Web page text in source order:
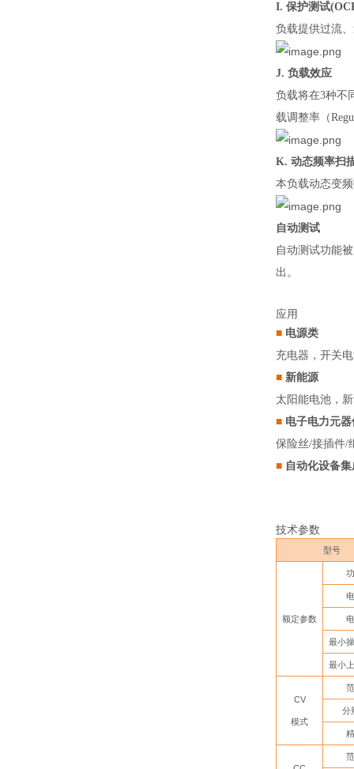
I.保护测试
负载提供过流
J.负载效应
负载将在3种不
载调整率（
K.动态频率扫
本负载动态变
自动测试
自动测试功能
出。
应用
■ 电源类
充电器，开关
■ 新能源
太阳能电池，
■ 电子电力元器
保险丝/接插件/
■ 自动化设备
技术参数
型号
额定参数
最小
最小
CV
模式
分